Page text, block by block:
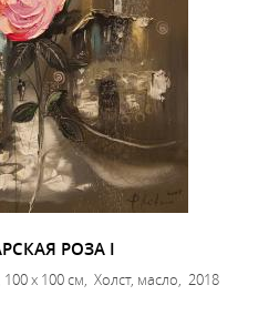
РОЗА I
x 100 см, Холст, масло, 2018